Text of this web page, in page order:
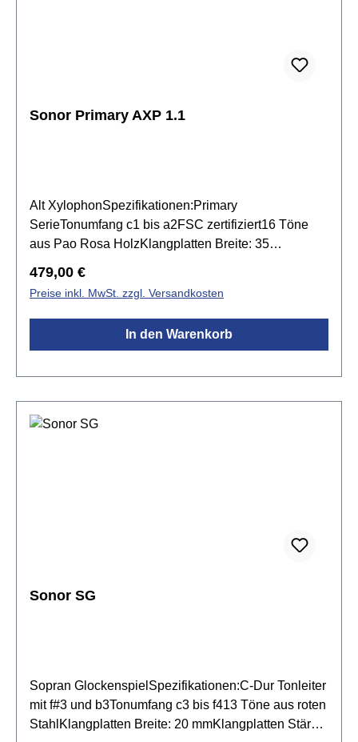
Sonor Primary AXP 1.1
Alt XylophonSpezifikationen:Primary
SerieTonumfang c1 bis a2FSC zertifiziert16 Töne
aus Pao Rosa HolzKlangplatten Breite: 35
gesperrtem Birkensperrholzinkl. 1 Paar SCH 23
Filzkopfschlägel
Regulärer Preis:
479,00 €
Preise inkl. MwSt. zzgl. Versandkosten
In den Warenkorb
Sonor SG
Sopran GlockenspielSpezifikationen:C-Dur Tonleiter
mit f#3 und b3Tonumfang c3 bis f413 Töne aus roten
StahlKlangplatten Breite: 20 mmKlangplatten Stärke: